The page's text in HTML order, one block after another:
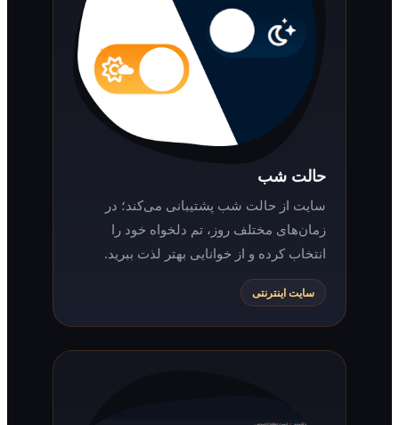
حالت شب
سایت از حالت شب پشتیبانی می‌کند؛ در
زمان‌های مختلف روز، تم دلخواه خود را
انتخاب کرده و از خوانایی بهتر لذت ببرید.
سایت اینترنتی